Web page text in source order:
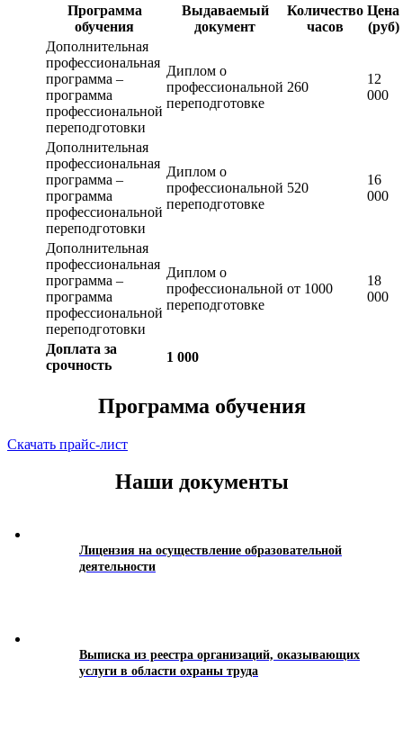
Программа
обучения
Выдаваемый
документ
Количество
часов
Цена
(руб)
Дополнительная
профессиональная
программа –
программа
профессиональной
переподготовки
Диплом о
профессиональной
переподготовке
260
12
000
Дополнительная
профессиональная
программа –
программа
профессиональной
переподготовки
Диплом о
профессиональной
переподготовке
520
16
000
Дополнительная
профессиональная
программа –
программа
профессиональной
переподготовки
Диплом о
профессиональной
переподготовке
от 1000
18
000
Доплата за
срочность
1 000
Программа обучения
Скачать прайс-лист
Наши документы
Лицензия на осуществление образовательной
деятельности
Выписка из реестра организаций, оказывающих
услуги в области охраны труда